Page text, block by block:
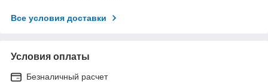
Все условия доставки
Условия оплаты
Безналичный расчет